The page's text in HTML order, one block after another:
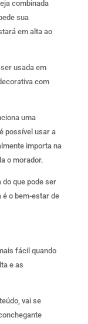
combinada
sua
em alta ao
usada em
com
uma
possível usar a
importa na
o morador.
que pode ser
o bem-estar de
fácil quando
e as
vai se